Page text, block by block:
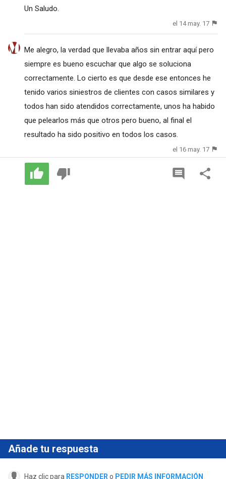
Un Saludo.
el 14 may. 17
Me alegro, la verdad que llevaba años sin entrar aquí pero
siempre es bueno escuchar que algo se soluciona
correctamente. Lo cierto es que desde ese entonces he
tenido varios siniestros de clientes con casos similares y
todos han sido atendidos correctamente, unos ha habido
que pelearlos más que otros pero bueno, al final el
resultado ha sido positivo en todos los casos.
el 16 may. 17
Añade tu respuesta
Haz clic para RESPONDER o PEDIR MÁS INFORMACIÓN